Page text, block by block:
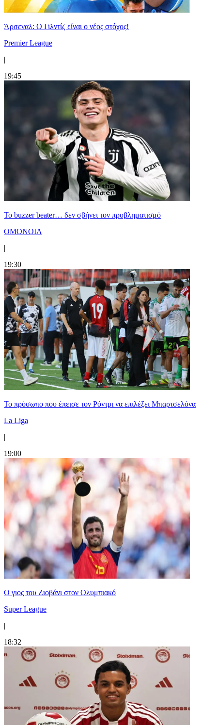
Άρσεναλ: Ο Γιλντίζ είναι ο νέος στόχος!
Premier League
|
19:45
Το buzzer beater… δεν σβήνει τoν προβληματισμό
ΟΜΟΝΟΙΑ
|
19:30
Το πρόσωπο που έπεισε τον Ρόντρι να επιλέξει Μπαρτσελόνα
La Liga
|
19:00
Ο γιος του Ζιοβάνι στον Ολυμπιακό
Super League
|
18:32